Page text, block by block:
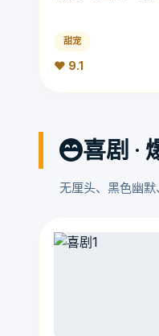
甜宠
❤️ 9.1
喜剧 ·
无厘头、黑色幽默